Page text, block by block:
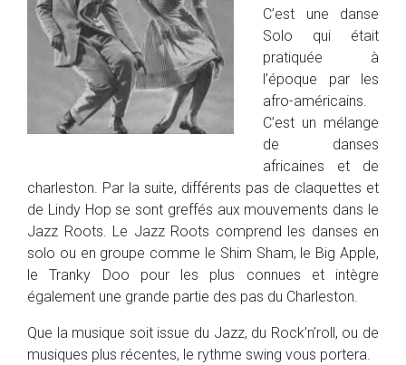
C’est une danse
Solo qui était
pratiquée à
l’époque par les
afro-américains.
C’est un mélange
de danses
africaines et de
charleston. Par la suite, différents pas de claquettes et
de Lindy Hop se sont greffés aux mouvements dans le
Jazz Roots. Le Jazz Roots comprend les danses en
solo ou en groupe comme le Shim Sham, le Big Apple,
le Tranky Doo pour les plus connues et intègre
également une grande partie des pas du Charleston.
Que la musique soit issue du Jazz, du Rock’n’roll, ou de
musiques plus récentes, le rythme swing vous portera.